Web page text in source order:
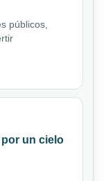
públicos,
un cielo